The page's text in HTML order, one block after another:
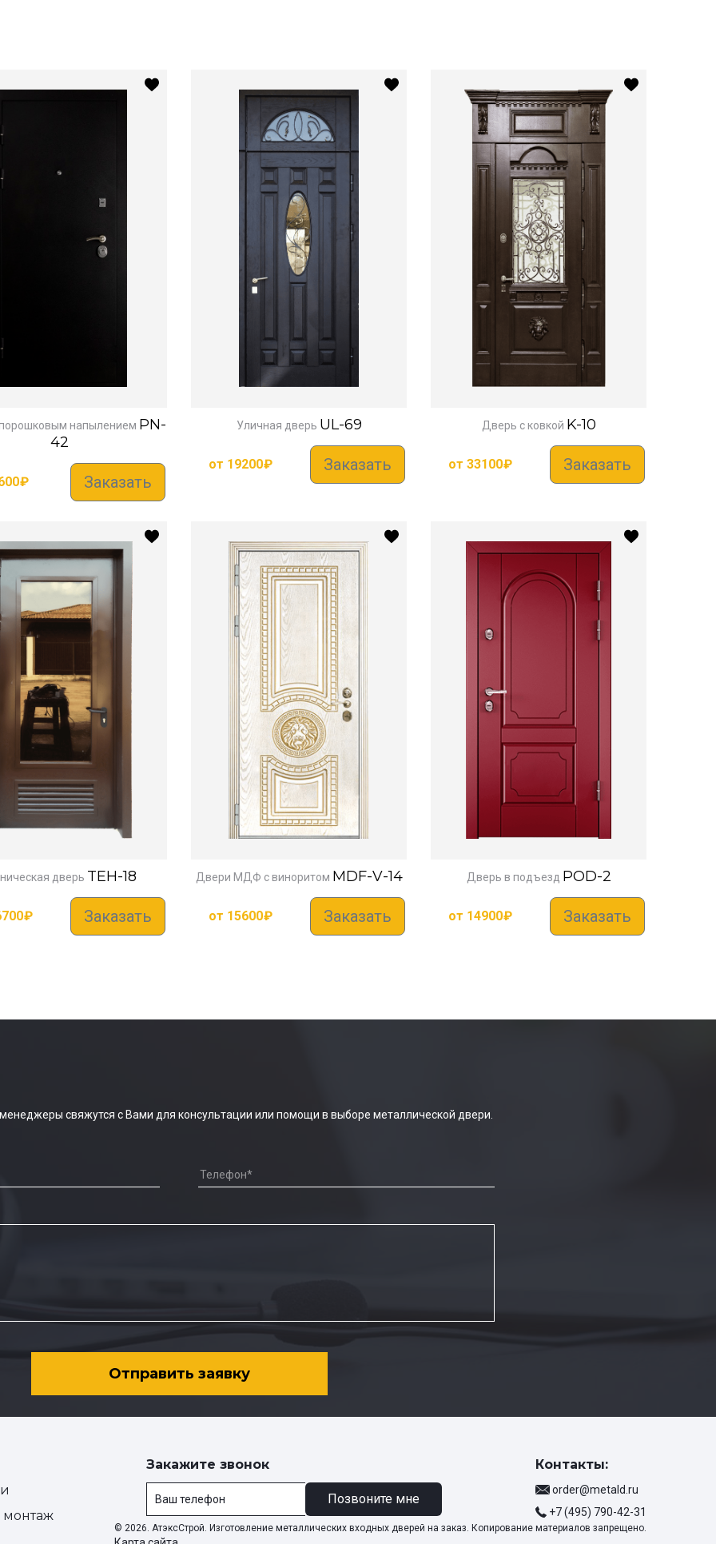
напылением PN-
42
₽ Заказать
Уличная дверь UL-69
от 19200₽ Заказать
Дверь с ковкой K-10
от 33100₽ Заказать
дверь TEH-18
₽ Заказать
Двери МДФ с виноритом MDF-V-14
от 15600₽ Заказать
Дверь в подъезд POD-2
от 14900₽ Заказать
свяжутся с Вами для консультации или помощи в выборе металлической двери.
Отправить заявку
монтаж
Закажите звонок
Позвоните мне
Контакты:
order@metald.ru
+7 (495) 790-42-31
© 2026. АтэксСтрой. Изготовление металлических входных дверей на заказ. Копирование материалов запрещено.